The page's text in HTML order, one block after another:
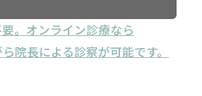
。オンライン診療なら
院長による診察が可能です。